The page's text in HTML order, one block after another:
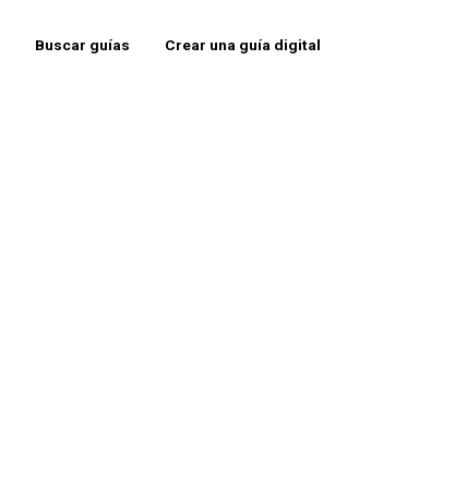
Buscar guías Crear una guía digital